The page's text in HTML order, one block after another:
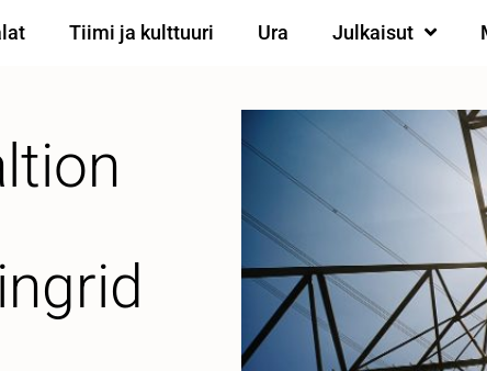
Tiimi ja kulttuuri Ura Julkaisut